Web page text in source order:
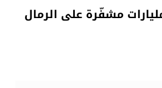
مشفّرة على الرمال